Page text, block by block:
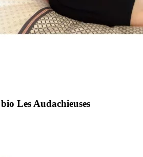
Les Audachieuses